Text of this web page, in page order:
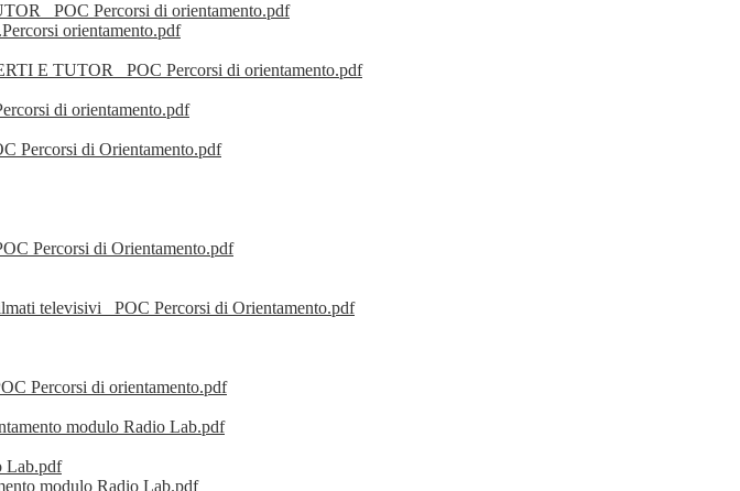
_POC Percorsi di orientamento.pdf
orientamento.pdf
E TUTOR _POC Percorsi di orientamento.pdf
di orientamento.pdf
di Orientamento.pdf
Percorsi di Orientamento.pdf
televisivi _POC Percorsi di Orientamento.pdf
Percorsi di orientamento.pdf
modulo Radio Lab.pdf
Lab.pdf
modulo Radio Lab.pdf